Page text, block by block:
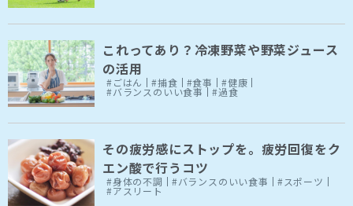
これってあり？冷凍野菜や野菜ジュース
の活用
#ごはん #捕食 #食事 #健康
#バランスのいい食事 #過食
その疲労感にストップを。疲労回復をク
エン酸で行うコツ
#身体の不調 #バランスのいい食事 #スポーツ
#アスリート